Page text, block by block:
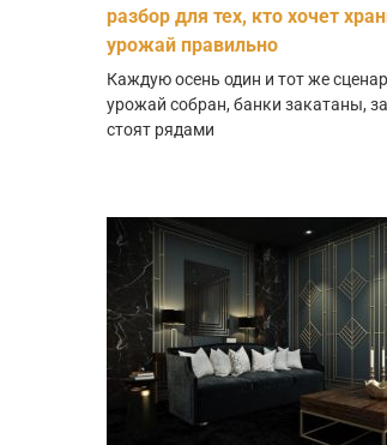
разбор для тех, кто хочет
урожай правильно
Каждую осень один и тот же
урожай собран, банки закатаны,
стоят рядами